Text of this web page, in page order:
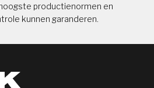
productienormen en
kunnen garanderen.